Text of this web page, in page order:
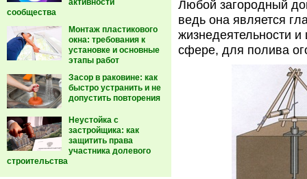
активности
сообщества
Монтаж пластикового
окна: требования к
установке и основные
этапы работ
Засор в раковине: как
быстро устранить и не
допустить повторения
Неустойка с
застройщика: как
защитить права
участника долевого
строительства
Любой загородный
ведь она является
жизнедеятельности и
сфере, для полива